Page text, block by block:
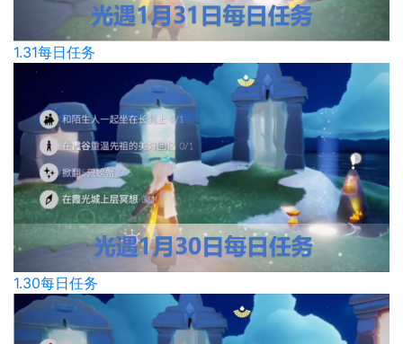
1.31每日任务
1.30每日任务